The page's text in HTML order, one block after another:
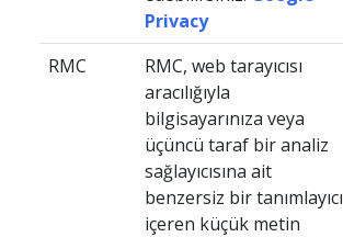
Privacy
RMC
RMC, web tarayıcısı
aracılığıyla
bilgisayarınıza veya
üçüncü taraf bir analiz
sağlayıcısına ait
benzersiz bir tanımlayıcı
içeren küçük metin